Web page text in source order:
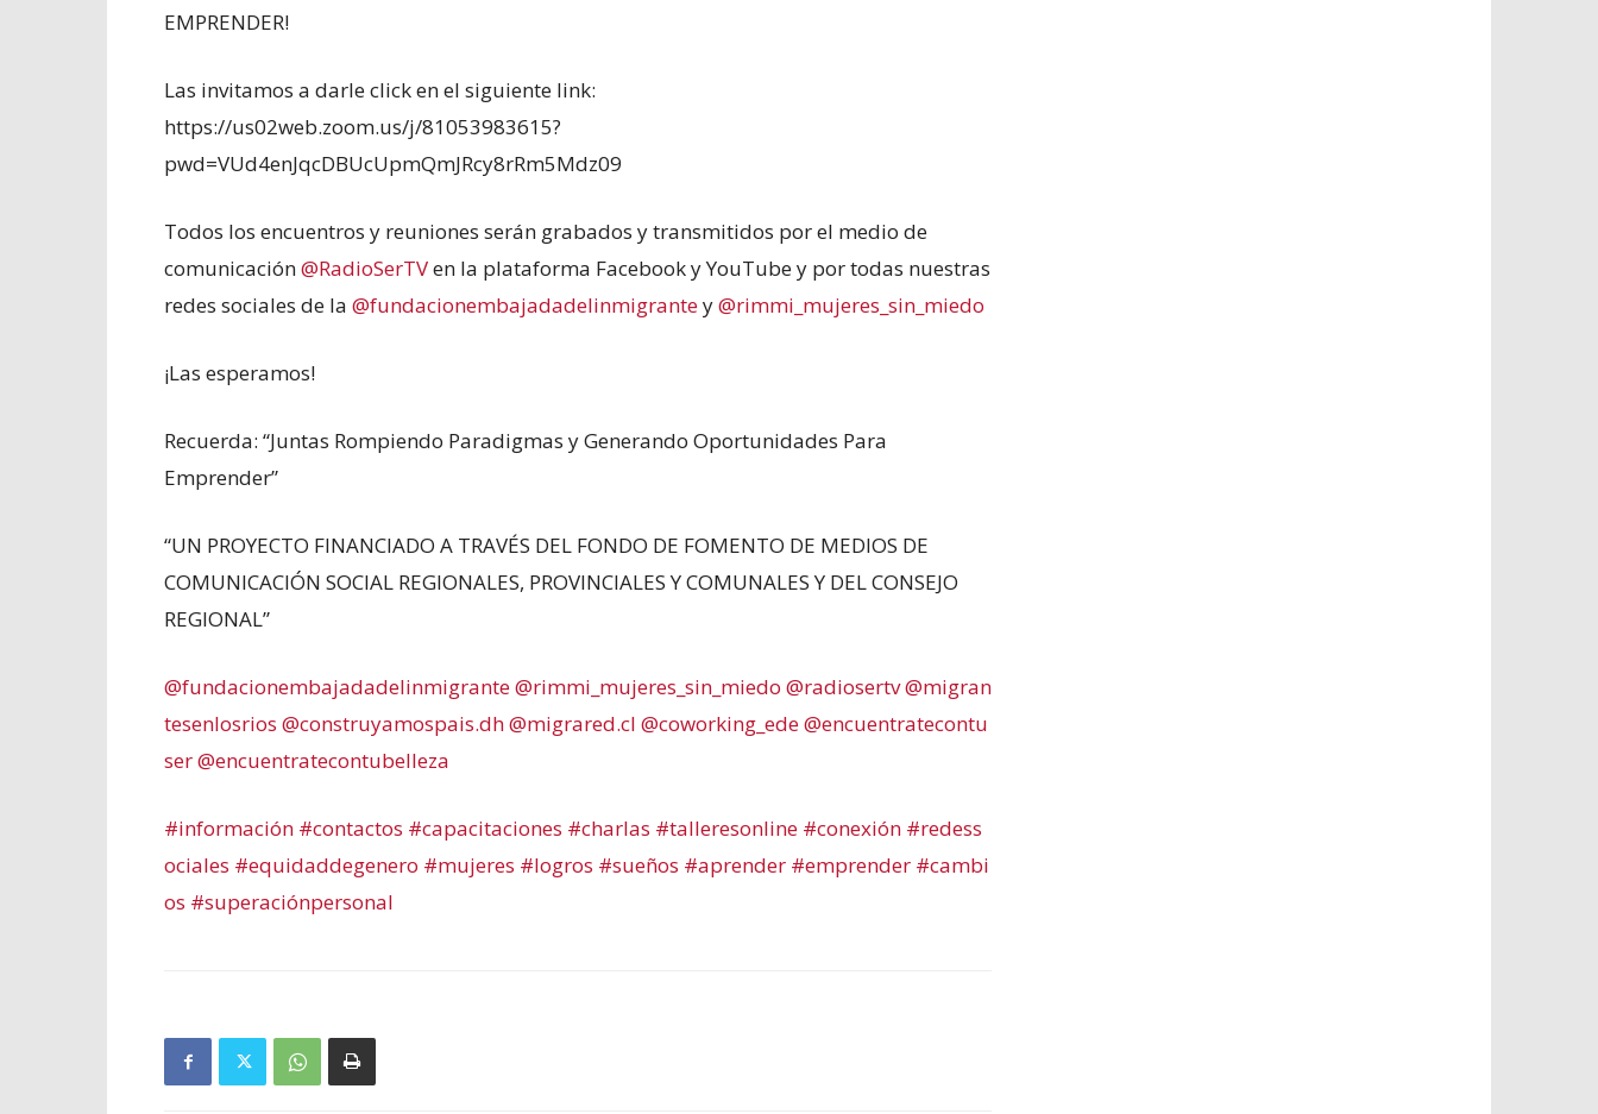
EMPRENDER!
Las invitamos a darle click en el siguiente link:
https://us02web.zoom.us/j/81053983615?
pwd=VUd4enJqcDBUcUpmQmJRcy8rRm5Mdz09
Todos los encuentros y reuniones serán grabados y transmitidos por el medio de
comunicación@RadioSerTVen la plataforma Facebook y YouTube y por todas nuestras
redes sociales de la @fundacionembajadadelinmigrantey@rimmi_mujeres_sin_miedo
¡Las esperamos!
Recuerda: “Juntas Rompiendo Paradigmas y Generando Oportunidades Para
Emprender”
“UN PROYECTO FINANCIADO A TRAVÉS DEL FONDO DE FOMENTO DE MEDIOS DE
COMUNICACIÓN SOCIAL REGIONALES, PROVINCIALES Y COMUNALES Y DEL CONSEJO
REGIONAL”
@fundacionembajadadelinmigrante@rimmi_mujeres_sin_miedo @radiosertv@migran
tesenlosrios @construyamospais.dh@migrared.cl @coworking_ede@encuentratecontu
ser@encuentratecontubelleza
#información #contactos #capacitaciones #charlas #talleresonline #conexión #redess
ociales #equidaddegenero #mujeres #logros #sueños #aprender #emprender #cambi
os #superaciónpersonal